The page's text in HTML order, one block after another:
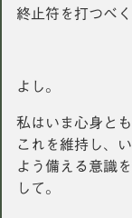
終止符を打つべ
よし。
私はいま心身と
これを維持し、
よう備える意識
して。